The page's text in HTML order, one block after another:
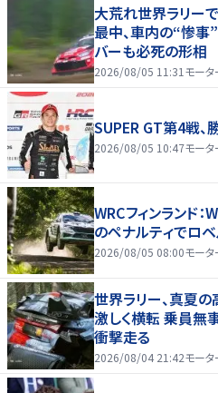
大荒れ世界ラリー
最中、車内の“惨事
バーも必死の形相
2026/08/05 11:31 モー
SUPER GT第4戦、
2026/08/05 10:47モー
WRCフィンランド
のペナルティでロ
2026/08/05 08:00モー
世界ラリー、真夏
激しく横転 乗員無
衝撃走る
2026/08/04 21:42モー